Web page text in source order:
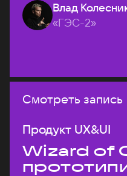
Влад
«ГЭС-2»
Смотреть запись
Продукт UX&UI
Wizard of